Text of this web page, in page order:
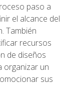
paso a
el alcance del
También
recursos
de diseños
organizar un
sus